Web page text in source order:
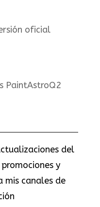
oficial
PaintAstroQ2
del
y
mis canales de